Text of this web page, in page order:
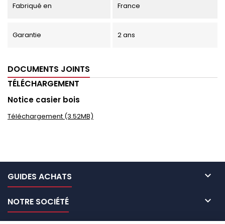
Fabriqué en France
Garantie 2 ans
DOCUMENTS JOINTS
TÉLÉCHARGEMENT
Notice casier bois
Téléchargement (3.52MB)
GUIDES ACHATS 
NOTRE SOCIÉTÉ 